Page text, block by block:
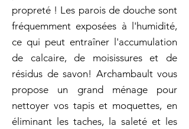
propreté ! Les parois de douche sont
fréquemment exposées à l'humidité,
ce qui peut entraîner l'accumulation
de calcaire, de moisissures et de
résidus de savon! Archambault vous
propose un grand ménage pour
nettoyer vos tapis et moquettes, en
éliminant les taches, la saleté et les